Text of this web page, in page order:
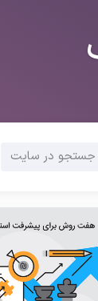
جستجو در سایت